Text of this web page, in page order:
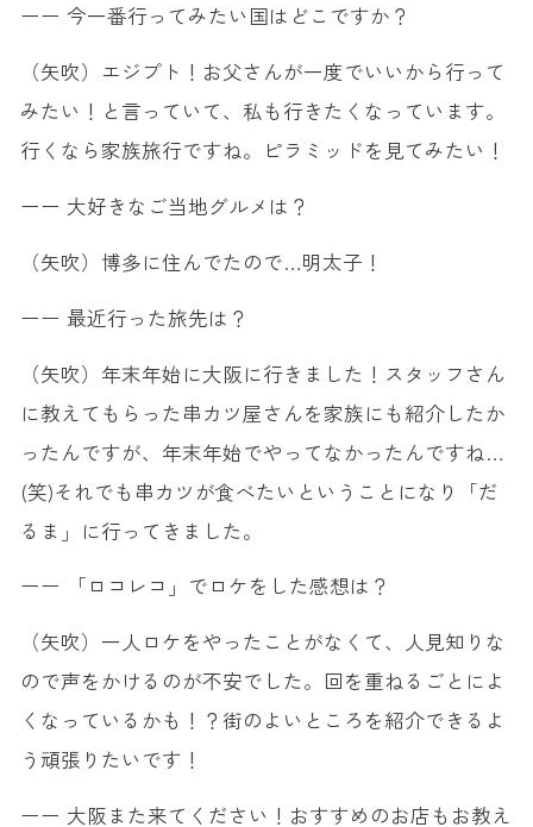
ーー 今一番行ってみたい国はどこですか？
（矢吹）エジプト！お父さんが一度でいいから行って
みたい！と言っていて、私も行きたくなっています。
行くなら家族旅行ですね。ピラミッドを見てみたい！
ーー 大好きなご当地グルメは？
（矢吹）博多に住んでたので…明太子！
ーー 最近行った旅先は？
（矢吹）年末年始に大阪に行きました！スタッフさん
に教えてもらった串カツ屋さんを家族にも紹介したか
ったんですが、年末年始でやってなかったんですね…
(笑)それでも串カツが食べたいということになり「だ
るま」に行ってきました。
ーー 「ロコレコ」でロケをした感想は？
（矢吹）一人ロケをやったことがなくて、人見知りな
ので声をかけるのが不安でした。回を重ねるごとによ
くなっているかも！？街のよいところを紹介できるよ
う頑張りたいです！
ーー 大阪また来てください！おすすめのお店もお教え